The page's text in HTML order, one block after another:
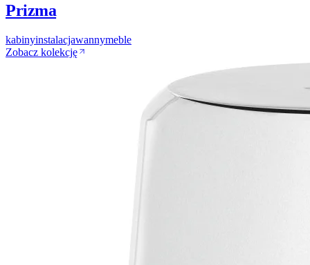
Prizma
kabinyinstalacjawannymeble
Zobacz kolekcję